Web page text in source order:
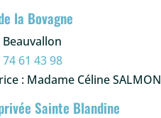
la Bovagne
74 61 43 98
: Madame Céline SALMON
Sainte Blandine